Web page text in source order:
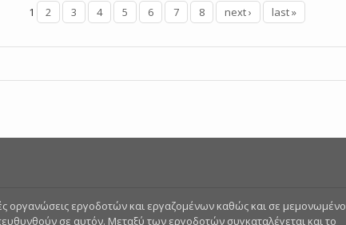
1 2 3 4 5 6 7 8 next › last »
οργανώσεις εργοδοτών και εργαζομένων καθώς και σε
σε αυτόν. Μεταξύ των εργοδοτών συγκαταλέγεται και το